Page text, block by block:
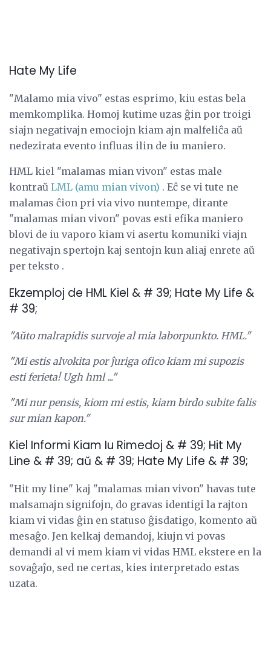
Hate My Life
"Malamo mia vivo" estas esprimo, kiu estas bela
memkomplika. Homoj kutime uzas ĝin por troigi
siajn negativajn emociojn kiam ajn malfeliĉa aŭ
nedezirata evento influas ilin de iu maniero.
HML kiel "malamas mian vivon" estas male
kontraŭ LML (amu mian vivon) . Eĉ se vi tute ne
malamas ĉion pri via vivo nuntempe, dirante
"malamas mian vivon" povas esti efika maniero
blovi de iu vaporo kiam vi asertu komuniki viajn
negativajn spertojn kaj sentojn kun aliaj enrete aŭ
per teksto .
Ekzemploj de HML Kiel & # 39; Hate My Life &
# 39;
"Aŭto malrapidis survoje al mia laborpunkto. HML."
"Mi estis alvokita por ĵuriga ofico kiam mi supozis
esti ferieta! Ugh hml ..."
"Mi nur pensis, kiom mi estis, kiam birdo subite falis
sur mian kapon."
Kiel Informi Kiam Iu Rimedoj & # 39; Hit My
Line & # 39; aŭ & # 39; Hate My Life & # 39;
"Hit my line" kaj "malamas mian vivon" havas tute
malsamajn signifojn, do gravas identigi la rajton
kiam vi vidas ĝin en statuso ĝisdatigo, komento aŭ
mesaĝo. Jen kelkaj demandoj, kiujn vi povas
demandi al vi mem kiam vi vidas HML ekstere en la
sovaĝaĵo, sed ne certas, kies interpretado estas
uzata.